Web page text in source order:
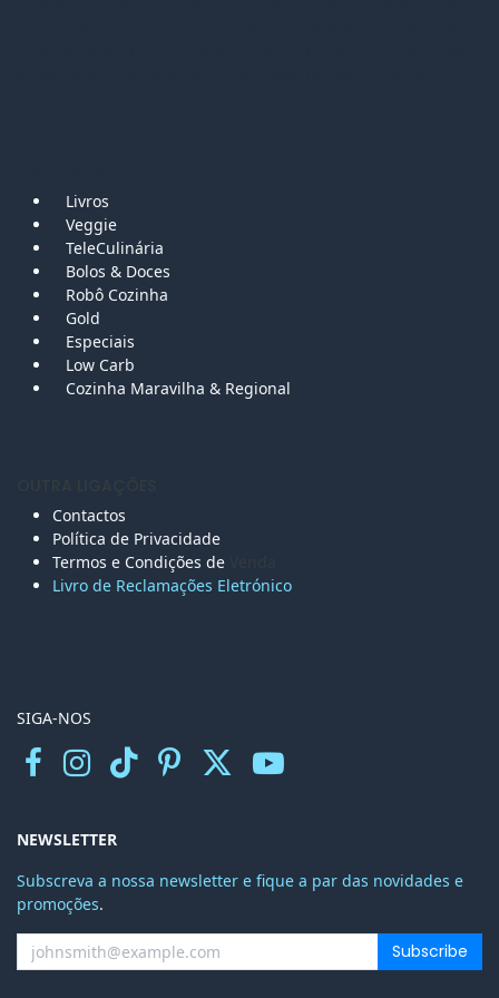
Livros
Veggie
TeleCulinária
Bolos & Doces
Robô Cozinha
Gold
Especiais
Low Carb
Cozinha Maravilha & Regional
Contactos
Política de Privacidade
Termos e Condições de
Livro de Reclamações Eletrónico
SIGA-NOS
NEWSLETTER
Subscreva a nossa newsletter e fique a par das novidades e
promoções.
Subscribe